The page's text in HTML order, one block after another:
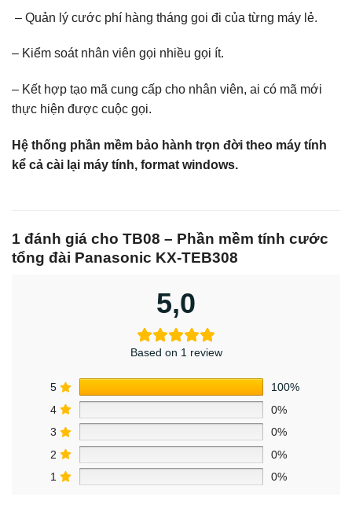
– Quản lý cước phí hàng tháng goi đi của từng máy lẻ.
– Kiểm soát nhân viên gọi nhiều gọi ít.
– Kết hợp tạo mã cung cấp cho nhân viên, ai có mã mới
thực hiện được cuộc gọi.
Hệ thống phần mềm bảo hành trọn đời theo máy tính
kể cả cài lại máy tính, format windows.
1 đánh giá cho TB08 – Phần mềm tính cước
tổng đài Panasonic KX-TEB308
5,0
Based on 1 review
5
100%
4
0%
3
0%
2
0%
1
0%